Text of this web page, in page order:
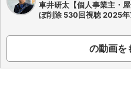
車井研太【個人事業主・
ぼ削除 530回視聴 2025年
の動画を